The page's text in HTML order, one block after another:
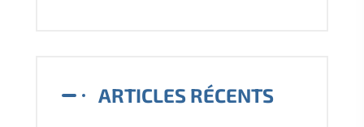
ARTICLES RÉCENTS